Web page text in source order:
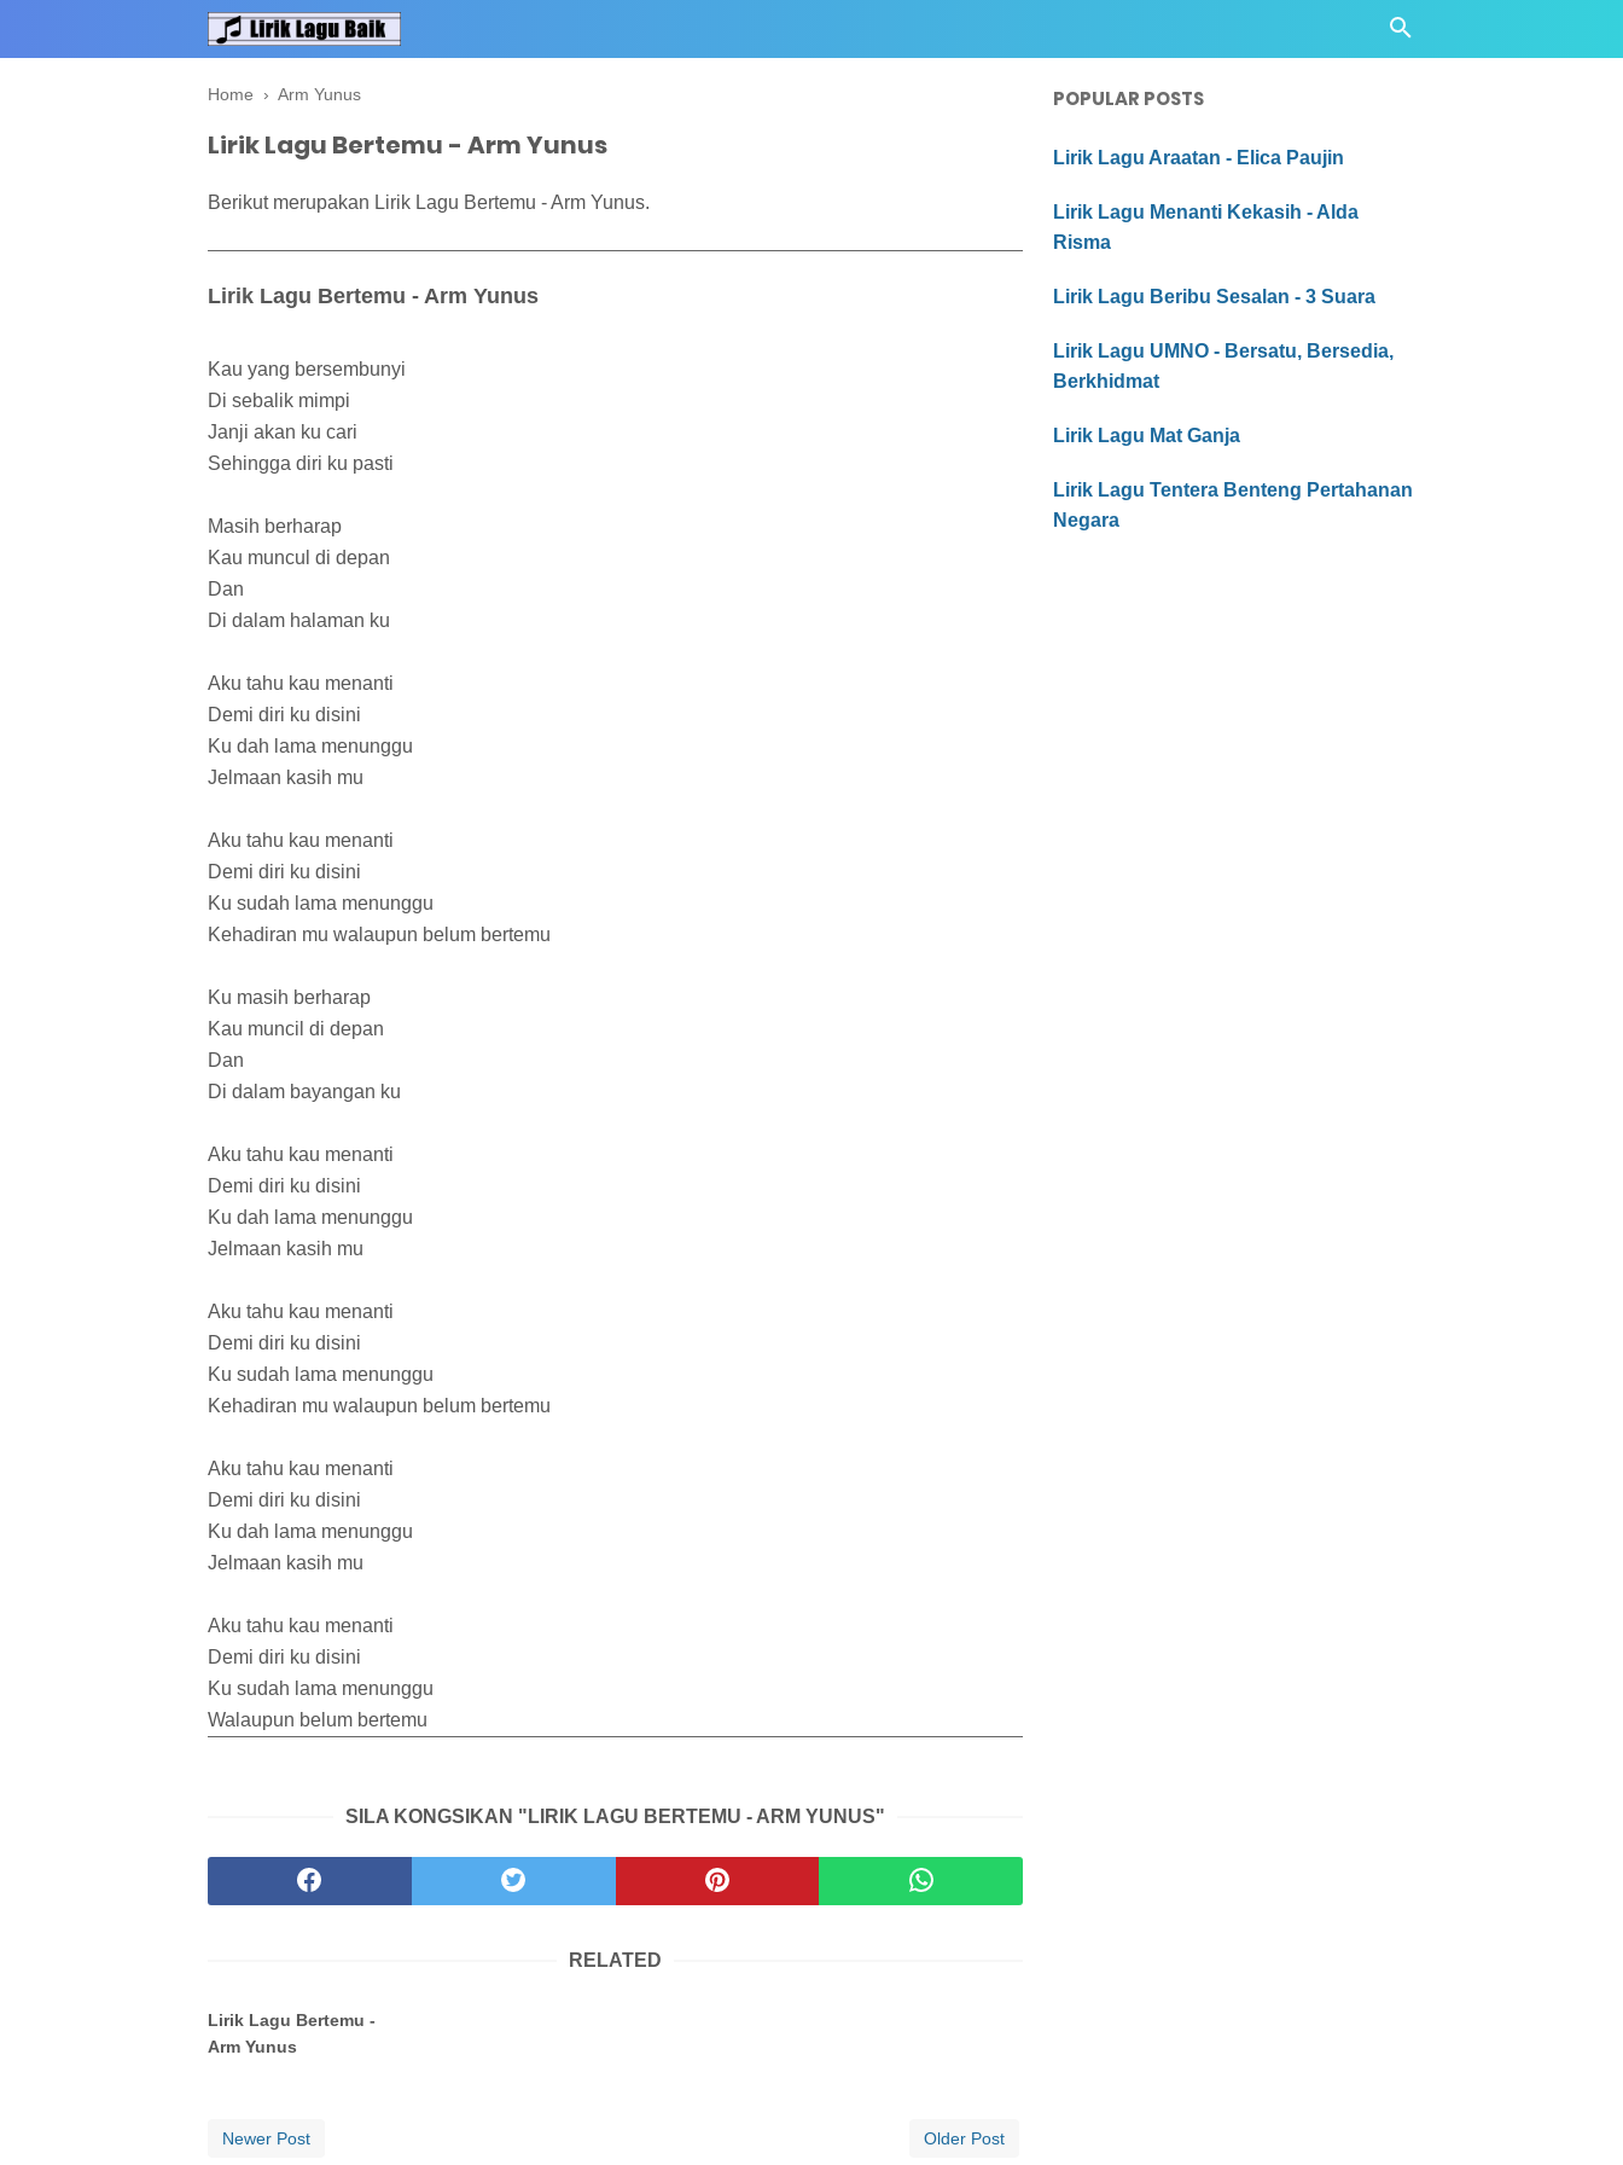
Home › Arm Yunus
Lirik Lagu Bertemu - Arm Yunus
Berikut merupakan Lirik Lagu Bertemu - Arm Yunus.
Lirik Lagu Bertemu - Arm Yunus
Kau yang bersembunyi
Di sebalik mimpi
Janji akan ku cari
Sehingga diri ku pasti
Masih berharap
Kau muncul di depan
Dan
Di dalam halaman ku
Aku tahu kau menanti
Demi diri ku disini
Ku dah lama menunggu
Jelmaan kasih mu
Aku tahu kau menanti
Demi diri ku disini
Ku sudah lama menunggu
Kehadiran mu walaupun belum bertemu
Ku masih berharap
Kau muncil di depan
Dan
Di dalam bayangan ku
Aku tahu kau menanti
Demi diri ku disini
Ku dah lama menunggu
Jelmaan kasih mu
Aku tahu kau menanti
Demi diri ku disini
Ku sudah lama menunggu
Kehadiran mu walaupun belum bertemu
Aku tahu kau menanti
Demi diri ku disini
Ku dah lama menunggu
Jelmaan kasih mu
Aku tahu kau menanti
Demi diri ku disini
Ku sudah lama menunggu
Walaupun belum bertemu
SILA KONGSIKAN "LIRIK LAGU BERTEMU - ARM YUNUS"
RELATED
Lirik Lagu Bertemu -
Arm Yunus
Newer Post Older Post
POPULAR POSTS
Lirik Lagu Araatan - Elica Paujin
Lirik Lagu Menanti Kekasih - Alda
Risma
Lirik Lagu Beribu Sesalan - 3 Suara
Lirik Lagu UMNO - Bersatu, Bersedia,
Berkhidmat
Lirik Lagu Mat Ganja
Lirik Lagu Tentera Benteng Pertahanan
Negara